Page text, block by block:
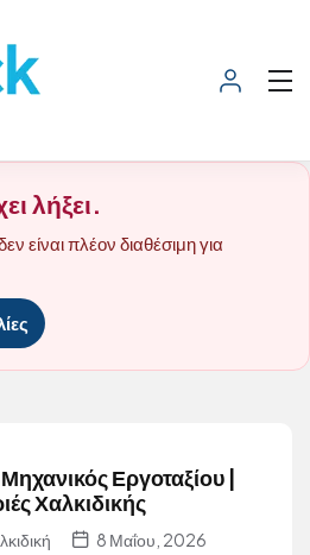
λήξει.
είναι πλέον διαθέσιμη για
Εργοταξίου |
Χαλκιδικής
8 Μαΐου, 2026